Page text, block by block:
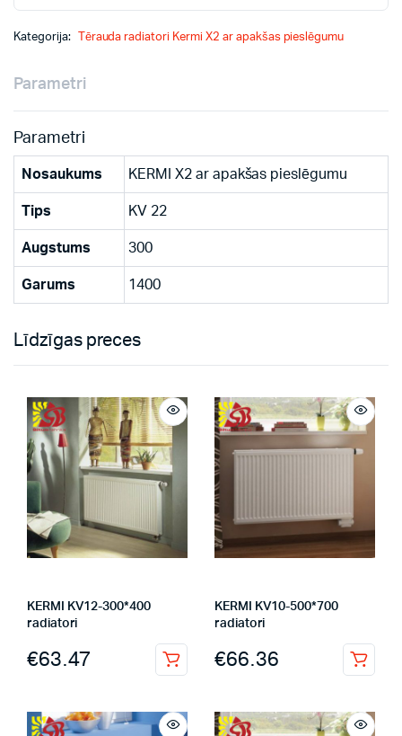
Kategorija: Tērauda radiatori Kermi X2 ar apakšas pieslēgumu
Parametri
Parametri
Nosaukums KERMI X2 ar apakšas pieslēgumu
Tips KV 22
Augstums 300
Garums 1400
Līdzīgas preces
KERMI KV12-300*400
radiatori
€63.47
KERMI KV10-500*700
radiatori
€66.36